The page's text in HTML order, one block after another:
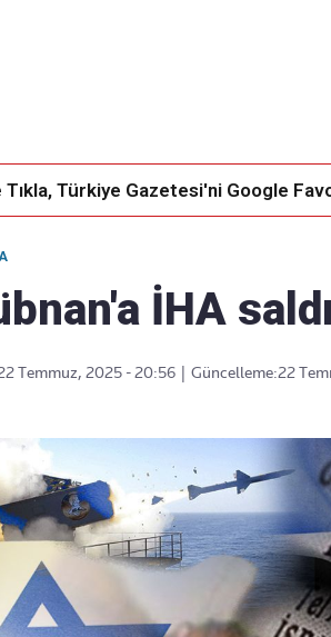
Tıkla, Türkiye Gazetesi'ni Google
İHA
Temmuz, 2025 - 20:56 Güncelleme:22